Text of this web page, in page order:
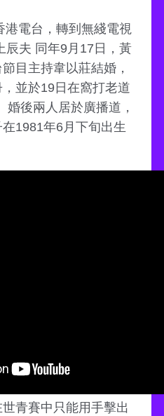
港電台，轉到無綫電視
辰夫 同年9月17日，黃
目主持韋以莊結婚，
並於19日在窩打老道
婚後兩人居於廣播道，
1981年6月下旬出生
青賽中只能用手擊出